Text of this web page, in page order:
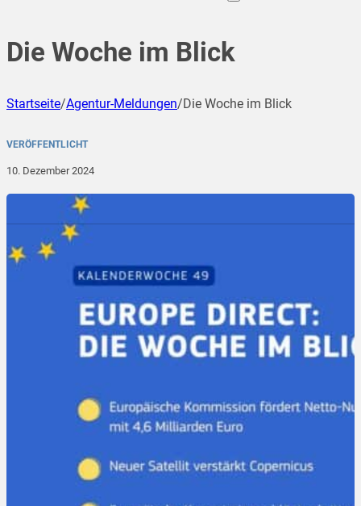
Die Woche im Blick
Startseite/Agentur-Meldungen/Die Woche im Blick
VERÖFFENTLICHT
10. Dezember 2024